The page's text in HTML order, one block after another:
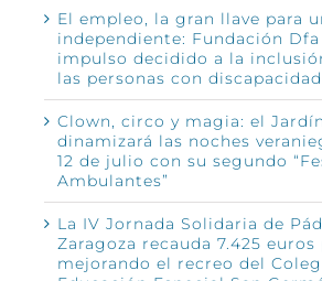
El empleo, la gran llave para
independiente: Fundación
impulso decidido a la
las personas con discapacidad
Clown, circo y magia: el
dinamizará las noches
12 de julio con su segundo
Ambulantes”
La IV Jornada Solidaria de
Zaragoza recauda 7.425
mejorando el recreo del